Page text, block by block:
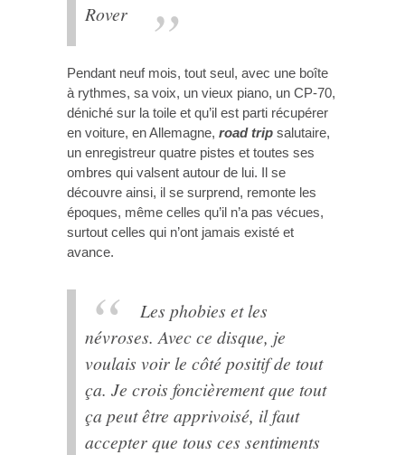
Rover
Pendant neuf mois, tout seul, avec une boîte
à rythmes, sa voix, un vieux piano, un CP-70,
déniché sur la toile et qu’il est parti récupérer
en voiture, en Allemagne, road trip salutaire,
un enregistreur quatre pistes et toutes ses
ombres qui valsent autour de lui. Il se
découvre ainsi, il se surprend, remonte les
époques, même celles qu’il n’a pas vécues,
surtout celles qui n’ont jamais existé et
avance.
Les phobies et les
névroses. Avec ce disque, je
voulais voir le côté positif de tout
ça. Je crois foncièrement que tout
ça peut être apprivoisé, il faut
accepter que tous ces sentiments